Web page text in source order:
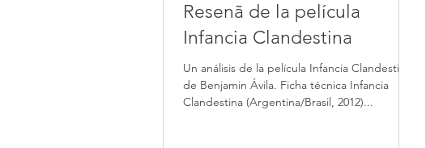
Resenã de la película
Infancia Clandestina
Un análisis de la película Infancia Clandestina,
de Benjamin Ávila. Ficha técnica Infancia
Clandestina (Argentina/Brasil, 2012)...